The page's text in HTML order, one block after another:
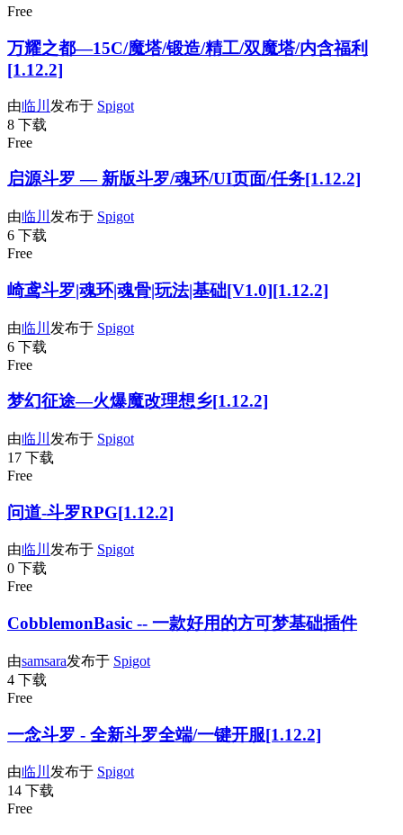
Free
万耀之都—15C/魔塔/锻造/精工/双魔塔/内含福利
[1.12.2]
由临川 发布于 Spigot
8 下载
Free
启源斗罗 — 新版斗罗/魂环/UI页面/任务[1.12.2]
由临川 发布于 Spigot
6 下载
Free
崎鸢斗罗|魂环|魂骨|玩法|基础[V1.0][1.12.2]
由临川 发布于 Spigot
6 下载
Free
梦幻征途—火爆魔改理想乡[1.12.2]
由临川 发布于 Spigot
17 下载
Free
问道-斗罗RPG[1.12.2]
由临川 发布于 Spigot
0 下载
Free
CobblemonBasic -- 一款好用的方可梦基础插件
由samsara发布于 Spigot
4 下载
Free
一念斗罗 - 全新斗罗全端/一键开服[1.12.2]
由临川 发布于 Spigot
14 下载
Free